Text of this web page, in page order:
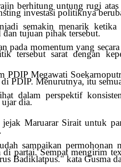
berhitung untung rugi
investasi politiknya
semakin menarik
tujuan pihak tersebut.
pada momentum yang
tersebut sarat dengan
PDIP Megawati
PDIP. Menurutnya, itu
dalam perspektif
dia.
jejak Maruarar Sirait untuk
sampaikan permohonan
di partai. Sempat mengirim
Badiklatpus." kata Gusma